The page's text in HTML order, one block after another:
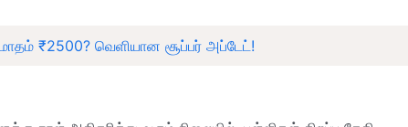
மாதம் ₹2500? வெளியான சூப்பர் அப்டேட்!